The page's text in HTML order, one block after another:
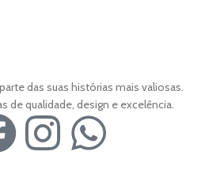
das suas histórias mais valiosas.
de qualidade, design e excelência.